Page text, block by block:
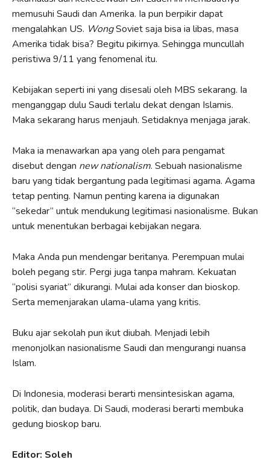
memusuhi Saudi dan Amerika. Ia pun berpikir dapat
mengalahkan US. WongSoviet saja bisa ia libas, masa
Amerika tidak bisa? Begitu pikirnya. Sehingga muncullah
peristiwa 9/11 yang fenomenal itu.
Kebijakan seperti ini yang disesali oleh MBS sekarang. Ia
menganggap dulu Saudi terlalu dekat dengan Islamis.
Maka sekarang harus menjauh. Setidaknya menjaga jarak.
Maka ia menawarkan apa yang oleh para pengamat
disebut dengan new nationalism. Sebuah nasionalisme
baru yang tidak bergantung pada legitimasi agama. Agama
tetap penting. Namun penting karena ia digunakan
“sekedar” untuk mendukung legitimasi nasionalisme. Bukan
untuk menentukan berbagai kebijakan negara.
Maka Anda pun mendengar beritanya. Perempuan mulai
boleh pegang stir. Pergi juga tanpa mahram. Kekuatan
“polisi syariat” dikurangi. Mulai ada konser dan bioskop.
Serta memenjarakan ulama-ulama yang kritis.
Buku ajar sekolah pun ikut diubah. Menjadi lebih
menonjolkan nasionalisme Saudi dan mengurangi nuansa
Islam.
Di Indonesia, moderasi berarti mensintesiskan agama,
politik, dan budaya. Di Saudi, moderasi berarti membuka
gedung bioskop baru.
Editor: Soleh